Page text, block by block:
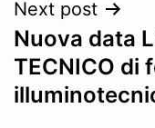
Next post
Nuova data
TECNICO di